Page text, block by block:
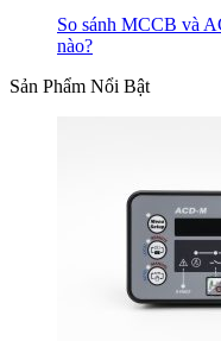
So sánh MCCB và
nào?
Sản Phẩm Nổi Bật